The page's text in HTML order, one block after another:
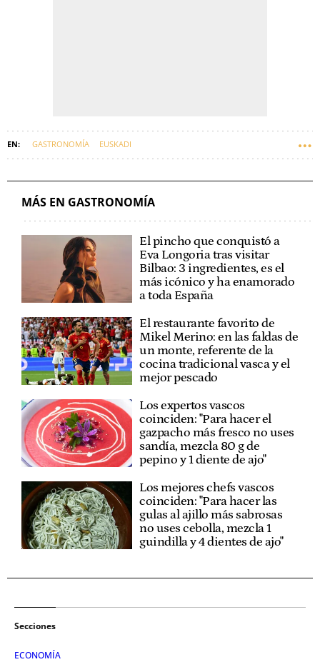
GASTRONOMÍA EUSKADI
MÁS EN GASTRONOMÍA
El pincho que conquistó a
Eva Longoria tras visitar
Bilbao: 3 ingredientes, es el
más icónico y ha enamorado
a toda España
El restaurante favorito de
Mikel Merino: en las faldas de
un monte, referente de la
cocina tradicional vasca y el
mejor pescado
Los expertos vascos
coinciden: "Para hacer el
gazpacho más fresco no uses
sandía, mezcla 80 g de
pepino y 1 diente de ajo"
Los mejores chefs vascos
coinciden: "Para hacer las
gulas al ajillo más sabrosas
no uses cebolla, mezcla 1
guindilla y 4 dientes de ajo"
Secciones
ECONOMÍA